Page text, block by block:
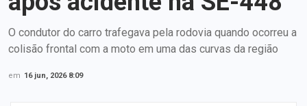
O condutor do carro trafegava pela rodovia quando ocorreu a
colisão frontal com a moto em uma das curvas da região
em 16 jun, 2026 8:09